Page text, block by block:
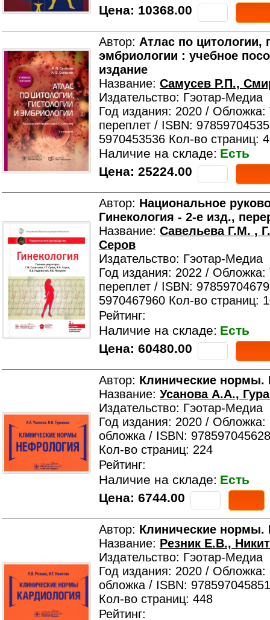
Цена: 10368.00
Автор: Атлас по цитологии,
эмбриологии : учебное
издание
Название: Самусев Р.П.,
Издательство: Гэотар-Медиа
Год издания: 2020 /
переплет / ISBN:
5970453536 Кол-во страниц:
Наличие на складе: Есть
Цена: 25224.00
Автор: Национальное
Гинекология - 2-е изд.,
Название: Савельева Г.М. ,
Серов
Издательство: Гэотар-Медиа
Год издания: 2022 /
переплет / ISBN:
5970467960 Кол-во страниц:
Рейтинг:
Наличие на складе: Есть
Цена: 60480.00
Автор: Клинические нормы.
Название: Усанова А.А.,
Издательство: Гэотар-Медиа
Год издания: 2020 / Обложка:
обложка / ISBN:
Кол-во страниц: 224
Рейтинг:
Наличие на складе: Есть
Цена: 6744.00
Автор: Клинические нормы.
Название: Резник Е.В.,
Издательство: Гэотар-Медиа
Год издания: 2020 / Обложка:
обложка / ISBN:
Кол-во страниц: 448
Рейтинг: